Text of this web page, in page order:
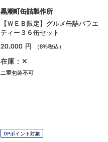
黒潮町缶詰製作所
【ＷＥＢ限定】グルメ缶詰バラエ
ティー３６缶セット
20,000 円 （8%税込）
在庫：✕
二重包装不可
OPポイント対象